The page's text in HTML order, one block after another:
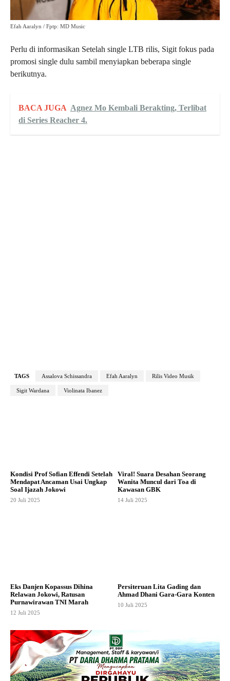
Efah Aaralyn / Fptp: MD Music
Perlu di informasikan Setelah single LTB rilis, Sigit fokus pada
promosi single dulu sambil menyiapkan beberapa single
berikutnya.
BACA JUGA Agnez Mo Kembali Berakting, Terlibat
di Series Reacher 4.
TAGS Assalova Schissandra Efah Aaralyn Rilis Video Musik
Sigit Wardana Violinata Ibanez
Kondisi Prof Sofian Effendi Setelah
Mendapat Ancaman Usai Ungkap
Soal Ijazah Jokowi
20 Juli 2025
Viral! Suara Desahan Seorang
Wanita Muncul dari Toa di
Kawasan GBK
14 Juli 2025
Eks Danjen Kopassus Dihina
Relawan Jokowi, Ratusan
Purnawirawan TNI Marah
12 Juli 2025
Persiteruan Lita Gading dan
Ahmad Dhani Gara-Gara Konten
10 Juli 2025